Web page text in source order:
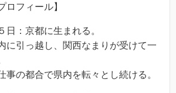
ロフィール】
日：京都に生まれる。
に引っ越し、関西なまりが受けて一
事の都合で県内を転々とし続ける。